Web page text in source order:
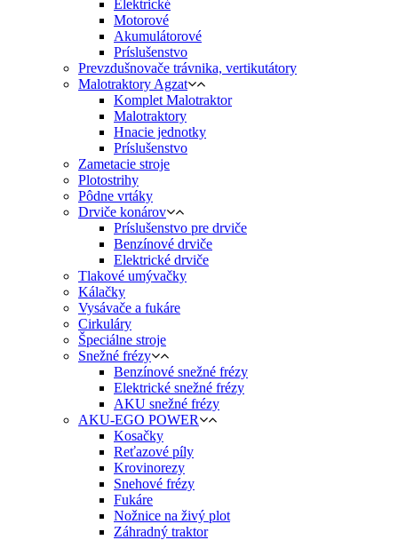
Elektrické
Motorové
Akumulátorové
Príslušenstvo
Prevzdušnovače trávnika, vertikutátory
Malotraktory Agzat
Komplet Malotraktor
Malotraktory
Hnacie jednotky
Príslušenstvo
Zametacie stroje
Plotostrihy
Pôdne vrtáky
Drviče konárov
Príslušenstvo pre drviče
Benzínové drviče
Elektrické drviče
Tlakové umývačky
Kálačky
Vysávače a fukáre
Cirkuláry
Špeciálne stroje
Snežné frézy
Benzínové snežné frézy
Elektrické snežné frézy
AKU snežné frézy
AKU-EGO POWER
Kosačky
Reťazové píly
Krovinorezy
Snehové frézy
Fukáre
Nožnice na živý plot
Záhradný traktor